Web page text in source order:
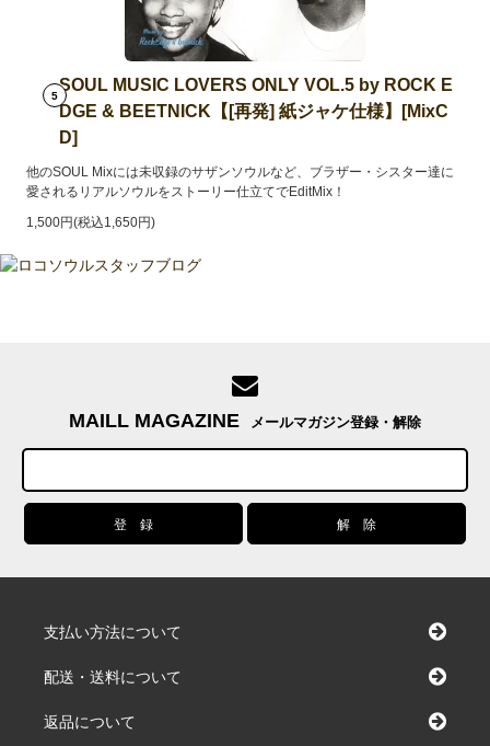
5
SOUL MUSIC LOVERS ONLY VOL.5 by ROCK E
DGE & BEETNICK【[再発] 紙ジャケ仕様】[MixC
D]
他のSOUL Mixには未収録のサザンソウルなど、ブラザー・シスター達に
愛されるリアルソウルをストーリー仕立てでEditMix！
1,500円(税込1,650円)
MAILL MAGAZINE メールマガジン登録・解除
支払い方法について
配送・送料について
返品について